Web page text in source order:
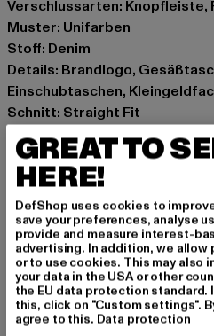
Verschlussarten: Knopfleiste,
Muster: Unifarben
Stoff: Denim
Details: Brandlogo,
Einschubtaschen,
Schnitt: Straight Fit
Marke: Urban Classics
Kat.: Straight Fit Jeans
Farbe: blau
Hersteller Farbe: new light
Materialzusammensetzung:
Art.Nr: TB6396-12689
Hersteller: TB International
Dr.-Robert-Murjahn-Straße 7
DE
GREAT TO
HERE!
DefShop uses cookies to
save your preferences, analyse
provide and measure interest-
advertising. In addition, we
or to use cookies. This may also
your data in the USA or other
the EU data protection standard.
this, click on "Custom settings".
agree to this. Data protection